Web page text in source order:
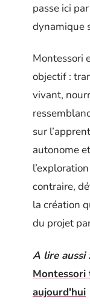
passe ici
dynamique
Montessori
objectif :
vivant,
sur
autonome
contraire,
la création
du projet
A lire aussi :
Montessori
aujourd'hui